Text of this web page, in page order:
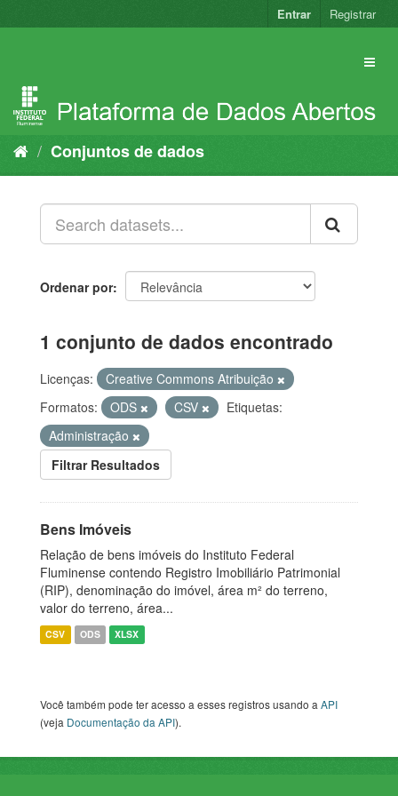
para
Entrar Registrar
Conjuntos de dados
Ordenar por
1 conjunto de dados encontrado
Licenças:
Creative Commons Atribuição
Formatos:
ODS CSV
Etiquetas:
Administração
Filtrar Resultados
Bens Imóveis
Relação de bens imóveis do Instituto Federal
Fluminense contendo Registro Imobiliário Patrimonial
(RIP), denominação do imóvel, área m² do terreno,
valor do terreno, área...
CSV ODS XLSX
Você também pode ter acesso a esses registros usando aAPI
(veja Documentação da API).